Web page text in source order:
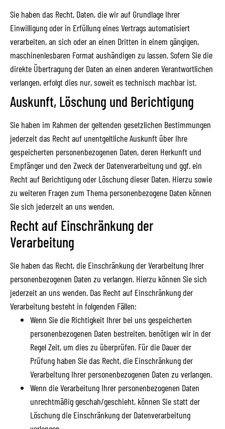
Sie haben das Recht, Daten, die wir auf Grundlage Ihrer
Einwilligung oder in Erfüllung eines Vertrags automatisiert
verarbeiten, an sich oder an einen Dritten in einem gängigen,
maschinenlesbaren Format aushändigen zu lassen. Sofern Sie die
direkte Übertragung der Daten an einen anderen Verantwortlichen
verlangen, erfolgt dies nur, soweit es technisch machbar ist.
Auskunft, Löschung und Berichtigung
Sie haben im Rahmen der geltenden gesetzlichen Bestimmungen
jederzeit das Recht auf unentgeltliche Auskunft über Ihre
gespeicherten personenbezogenen Daten, deren Herkunft und
Empfänger und den Zweck der Datenverarbeitung und ggf. ein
Recht auf Berichtigung oder Löschung dieser Daten. Hierzu sowie
zu weiteren Fragen zum Thema personenbezogene Daten können
Sie sich jederzeit an uns wenden.
Recht auf Einschränkung der
Verarbeitung
Sie haben das Recht, die Einschränkung der Verarbeitung Ihrer
personenbezogenen Daten zu verlangen. Hierzu können Sie sich
jederzeit an uns wenden. Das Recht auf Einschränkung der
Verarbeitung besteht in folgenden Fällen:
Wenn Sie die Richtigkeit Ihrer bei uns gespeicherten
personenbezogenen Daten bestreiten, benötigen wir in der
Regel Zeit, um dies zu überprüfen. Für die Dauer der
Prüfung haben Sie das Recht, die Einschränkung der
Verarbeitung Ihrer personenbezogenen Daten zu verlangen.
Wenn die Verarbeitung Ihrer personenbezogenen Daten
unrechtmäßig geschah/geschieht, können Sie statt der
Löschung die Einschränkung der Datenverarbeitung